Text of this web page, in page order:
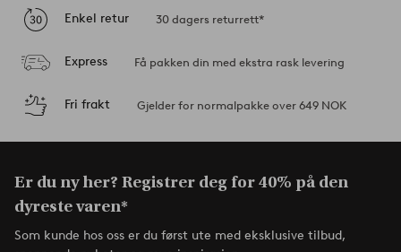
Enkel retur 30 dagers returrett*
Express Få pakken din med ekstra rask levering
Fri frakt Gjelder for normalpakke over 649 NOK
Er du ny her? Registrer deg for 40% på den
dyreste varen*
Som kunde hos oss er du først ute med eksklusive tilbud,